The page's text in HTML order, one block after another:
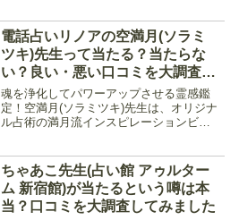
がり多くの相談者から支持されている占
い師の一人で、優...
電話占いリノアの空満月(ソラミ
ツキ)先生って当たる？当たらな
い？良い・悪い口コミを大調査し
てみました
魂を浄化してパワーアップさせる霊感鑑
定！空満月(ソラミツキ)先生は、オリジナ
ル占術の満月流インスピレーションビジ
して物事がうまく進まない原因になって
いる負のエネルギーや...
ちゃあこ先生(占い館 アゥルター
ム 新宿館)が当たるという噂は本
当？口コミを大調査してみました